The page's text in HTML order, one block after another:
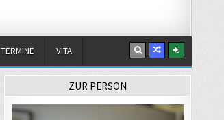
TERMINE VITA
ZUR PERSON